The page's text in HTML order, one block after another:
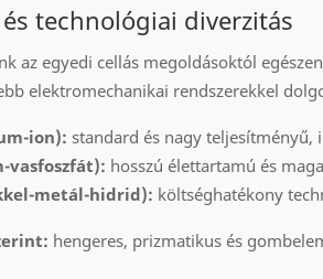
technológiai diverzitás
az egyedi cellás megoldásoktól
elektromechanikai rendszerekkel
ion): standard és nagy teljesítményű,
vasfoszfát): hosszú élettartamú és
metál-hidrid): költséghatékony
hengeres, prizmatikus és